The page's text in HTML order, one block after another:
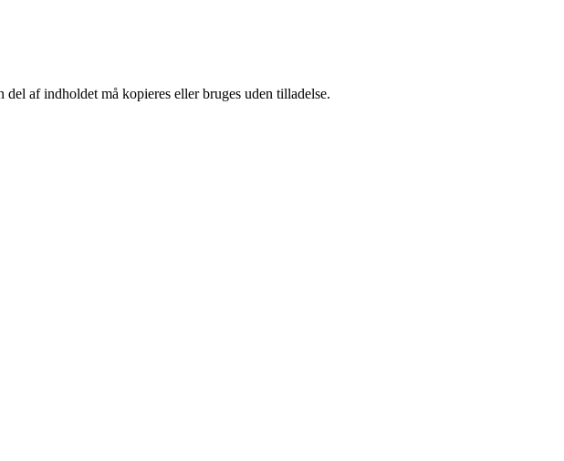
af indholdet må kopieres eller bruges uden tilladelse.